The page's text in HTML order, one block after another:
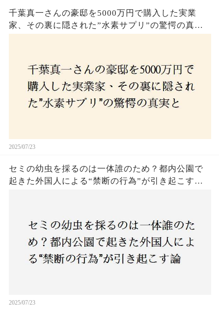
千葉真一さんの豪邸を5000万円で購入した実業
家、その裏に隠された”水素サプリ”の驚愕の真実
2025/07/23
セミの幼虫を採るのは一体誰のため？都内公園で
起きた外国人による“禁断の行為”が引き起こす論
2025/07/23